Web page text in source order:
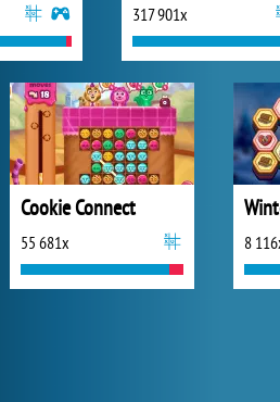
317 901x
Cookie Connect
55 681x 8